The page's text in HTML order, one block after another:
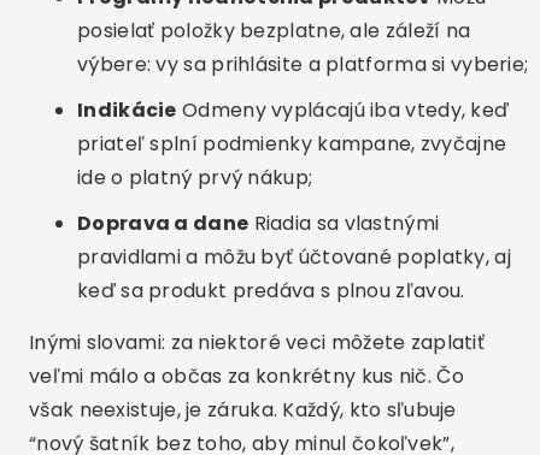
posielať položky bezplatne, ale záleží na
výbere: vy sa prihlásite a platforma si vyberie;
Indikácie Odmeny vyplácajú iba vtedy, keď
priateľ splní podmienky kampane, zvyčajne
ide o platný prvý nákup;
Doprava a dane Riadia sa vlastnými
pravidlami a môžu byť účtované poplatky, aj
keď sa produkt predáva s plnou zľavou.
Inými slovami: za niektoré veci môžete zaplatiť
veľmi málo a občas za konkrétny kus nič. Čo
však neexistuje, je záruka. Každý, kto sľubuje
“nový šatník bez toho, aby minul čokoľvek”,